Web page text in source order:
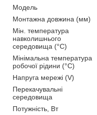
Мoдель
Монтажна довжина (мм)
Мін. температура
навколишнього
середовища (°C)
Мінімальна температура
робочої рідини (°C)
Напруга мережі (V)
Перекачувальні
середовища
Потужність, Вт